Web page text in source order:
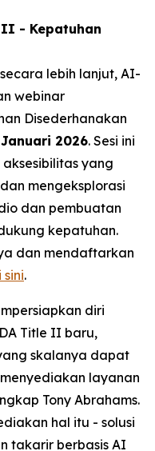
II - Kepatuhan
lebih lanjut, AI-
webinar
Disederhanakan
2026. Sesi ini
yang
mengeksplorasi
dan pembuatan
kepatuhan.
dan mendaftarkan
sini.
diri
Title II baru,
skalanya dapat
layanan
Tony Abrahams.
hal itu - solusi
takarir berbasis AI